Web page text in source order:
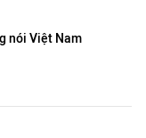
nói Việt Nam